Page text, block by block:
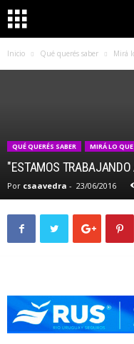
Inicio Qué querés saber Mirá
QUÉ QUERÉS SABER MIRÁ LO QUE
"ESTAMOS TRABAJANDO
Por csaavedra - 23/06/2016